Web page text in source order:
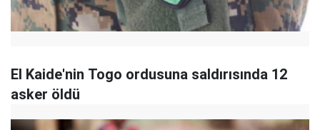
El Kaide'nin Togo ordusuna saldırısında 12
asker öldü